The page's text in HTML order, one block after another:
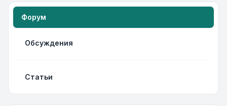
Форум
Обсуждения
Статьи